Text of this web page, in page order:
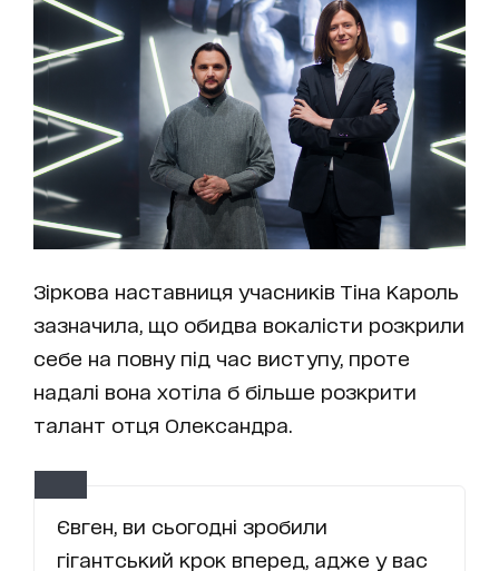
Зіркова наставниця учасників Тіна Кароль
зазначила, що обидва вокалісти розкрили
себе на повну під час виступу, проте
надалі вона хотіла б більше розкрити
талант отця Олександра.
Євген, ви сьогодні зробили
гігантський крок вперед, адже у вас